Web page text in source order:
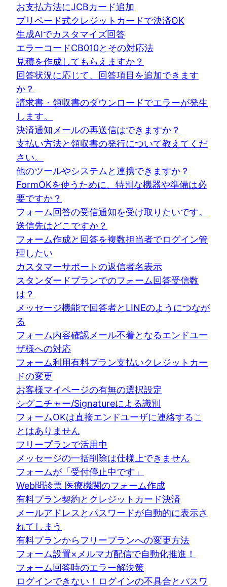
お支払方法にJCBカード追加
プリペード式クレジットカードで決済OK
生成AIでカスタマイズ回答
エラーコードCB010とその対応法
見積を作成してもらえますか？
回答状況に応じて、回答項目を追加できます
か？
請求書・領収書のダウンロードでエラーが発生
します。
決済通知メールの再送信はできますか？
支払い方法と領収書の発行について教えてくだ
さい。
他のツールやシステムと連携できますか？
FormOKを使うために、特別な機器や準備は必
要ですか？
フォーム回答の受信通知を受け取りたいです。
送信先はどこですか？
フォーム作成と回答を複数担当者でログイン管
理したい
カスタマーサポートの返信者名表示
スタンダードプランでのフォーム回答受信数
は？
メッセージ機能で回答者とLINEのようにつなが
る
フォーム内容確認メール不着となるエンドユー
ザ様への対応
フォーム利用有料プラン支払いクレジットカー
ドの変更
お客様マイページの有無の選択設定
シグニチャー/Signatureによる識別
フォームOKは直接エンドユーザに連絡するこ
とはありません
フリープランで活用中
メッセージの一括削除は仕様上できません
フォームが「受付停止中です」
Web問診票 医療機関のフォーム作成
有料プラン契約とクレジットカード決済
メールアドレスとパスワードが自動的に表示さ
れてしまう
有料プランからフリープランへの変更方法
フォーム設置×メルマガ配信で自動化推進！
フォーム回答時のエラー解決策
ログインできない！ログインの不具合とパスワ